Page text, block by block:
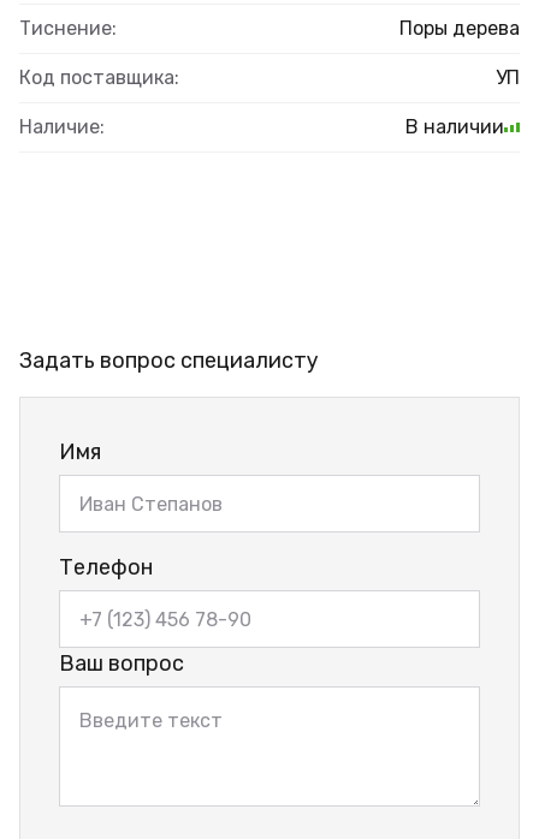
Тиснение: Поры дерева
Код поставщика: УП
Наличие: В наличии
Задать вопрос специалисту
Имя
Телефон
Ваш вопрос